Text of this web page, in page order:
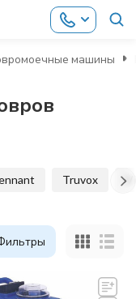
машины
Truvox